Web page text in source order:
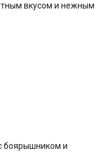
вкусом и нежным
боярышником и